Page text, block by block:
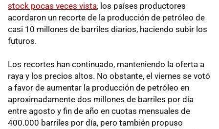
stock pocas veces vista, los países productores
acordaron un recorte de la producción de petróleo de
casi 10 millones de barriles diarios, haciendo subir los
futuros.
Los recortes han continuado, manteniendo la oferta a
raya y los precios altos. No obstante, el viernes se votó
a favor de aumentar la producción de petróleo en
aproximadamente dos millones de barriles por día
entre agosto y fin de año en cuotas mensuales de
400.000 barriles por día, pero también propuso